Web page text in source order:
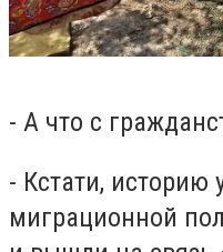
- А что с
- Кстати, историю
миграционной